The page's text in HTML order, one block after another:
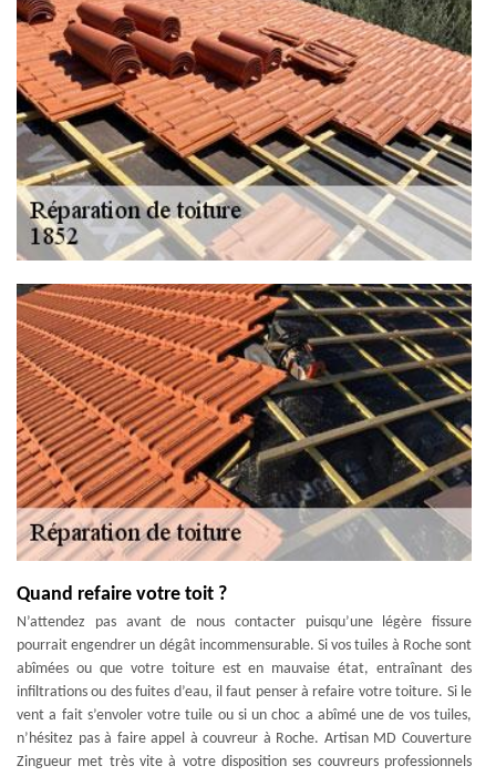
Quand refaire votre toit ?
N’attendez pas avant de nous contacter puisqu’une légère fissure
pourrait engendrer un dégât incommensurable. Si vos tuiles à Roche sont
abîmées ou que votre toiture est en mauvaise état, entraînant des
infiltrations ou des fuites d’eau, il faut penser à refaire votre toiture. Si le
vent a fait s’envoler votre tuile ou si un choc a abîmé une de vos tuiles,
n’hésitez pas à faire appel à couvreur à Roche. Artisan MD Couverture
Zingueur met très vite à votre disposition ses couvreurs professionnels